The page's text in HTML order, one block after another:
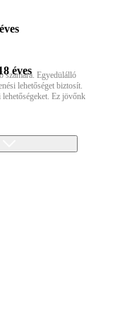
éves
számára. Egyedülálló
lehetőséget biztosít.
Ez jövőnk